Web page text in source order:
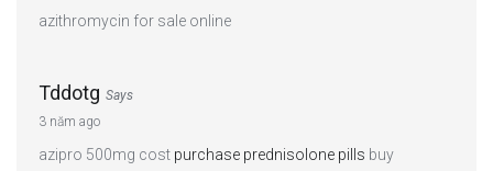
azithromycin for sale online
Tddotg Says
3 năm ago
azipro 500mg cost purchase prednisolone pills buy